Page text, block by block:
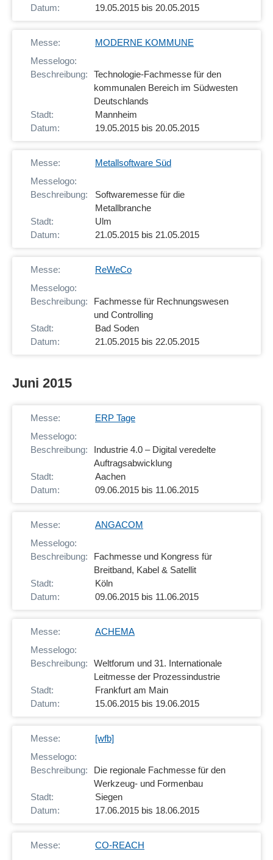
19.05.2015 bis 20.05.2015
MODERNE KOMMUNE
Technologie-Fachmesse für den
kommunalen Bereich im Südwesten
Deutschlands
Mannheim
19.05.2015 bis 20.05.2015
Metallsoftware Süd
Softwaremesse für die
Metallbranche
Ulm
21.05.2015 bis 21.05.2015
ReWeCo
Fachmesse für Rechnungswesen
und Controlling
Bad Soden
21.05.2015 bis 22.05.2015
Juni 2015
ERP Tage
Industrie 4.0 – Digital veredelte
Auftragsabwicklung
Aachen
09.06.2015 bis 11.06.2015
ANGACOM
Fachmesse und Kongress für
Breitband, Kabel & Satellit
Köln
09.06.2015 bis 11.06.2015
ACHEMA
Weltforum und 31. Internationale
Leitmesse der Prozessindustrie
Frankfurt am Main
15.06.2015 bis 19.06.2015
[wfb]
Die regionale Fachmesse für den
Werkzeug- und Formenbau
Siegen
17.06.2015 bis 18.06.2015
CO-REACH